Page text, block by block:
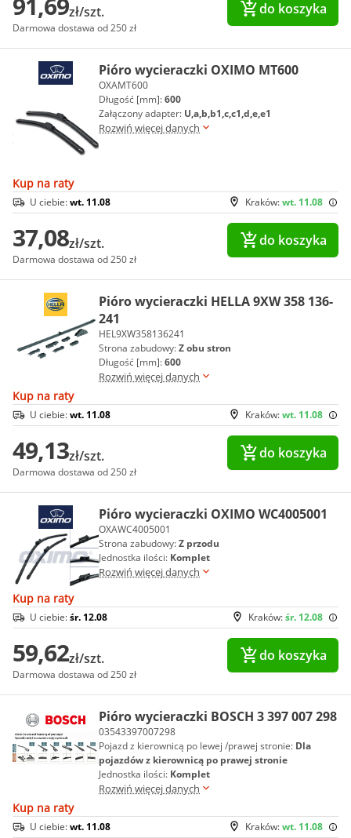
zł/szt.
Darmowa dostawa od 250 zł
do koszyka
Pióro wycieraczki OXIMO MT600
OXAMT600
Długość [mm]:600
Załączony adapter: U,a,b,b1,c,c1,d,e,e1
Rozwiń więcej danych
Kup na raty
Kraków:wt. 11.08
U ciebie:wt. 11.08
37,08zł/szt.
Darmowa dostawa od 250 zł
do koszyka
Pióro wycieraczki HELLA 9XW 358 136-
241
HEL9XW358136241
Strona zabudowy:Z obu stron
Długość [mm]:600
Rozwiń więcej danych
Kup na raty
Kraków:wt. 11.08
U ciebie:wt. 11.08
49,13zł/szt.
Darmowa dostawa od 250 zł
do koszyka
Pióro wycieraczki OXIMO WC4005001
OXAWC4005001
Strona zabudowy:Z przodu
Jednostka ilości: Komplet
Rozwiń więcej danych
Kup na raty
Kraków:śr. 12.08
U ciebie:śr. 12.08
59,62zł/szt.
Darmowa dostawa od 250 zł
do koszyka
Pióro wycieraczki BOSCH 3 397 007 298
03543397007298
Pojazd z kierownicą po lewej /prawej stronie: Dla
pojazdów z kierownicą po prawej stronie
Jednostka ilości: Komplet
Rozwiń więcej danych
Kup na raty
Kraków:wt. 11.08
U ciebie:wt. 11.08